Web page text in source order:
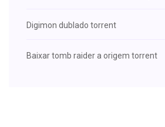
Digimon dublado torrent
Baixar tomb raider a origem torrent